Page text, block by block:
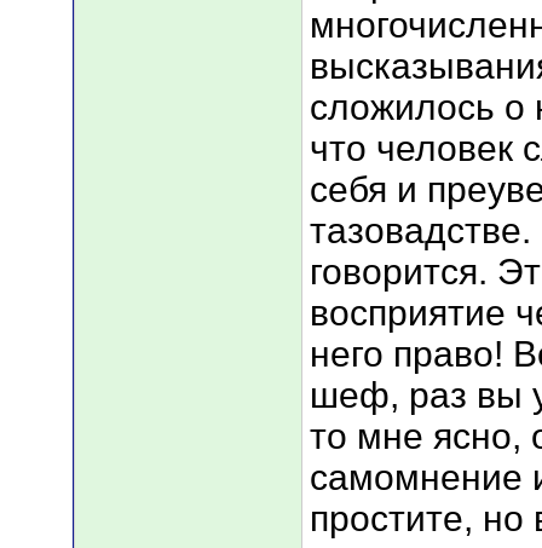
сложилось
что человек
себя и
говорится.
восприятие
него право!
шеф, раз вы
то мне ясно,
самомнение
простите,